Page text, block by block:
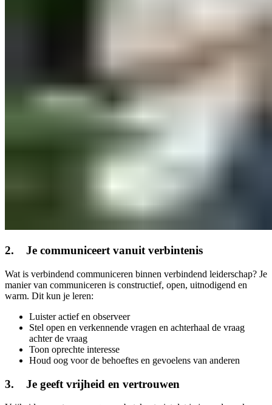
2. Je communiceert vanuit verbintenis
Wat is verbindend communiceren binnen verbindend leiderschap? Je
manier van communiceren is constructief, open, uitnodigend en
warm. Dit kun je leren:
Luister actief en observeer
Stel open en verkennende vragen en achterhaal de vraag
achter de vraag
Toon oprechte interesse
Houd oog voor de behoeftes en gevoelens van anderen
3. Je geeft vrijheid en vertrouwen